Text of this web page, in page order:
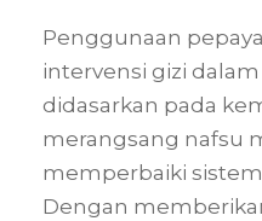
Penggunaan
intervensi gizi
didasarkan pada
merangsang nafsu
memperbaiki
Dengan